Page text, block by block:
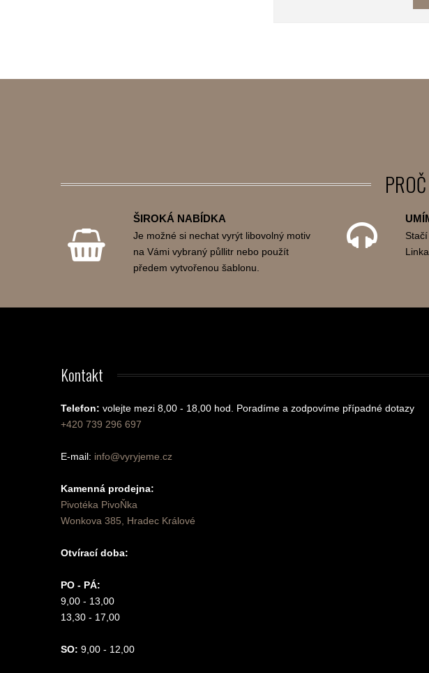
PROČ
ŠIROKÁ NABÍDKA
Je možné si nechat vyrýt libovolný motiv
na Vámi vybraný půllitr nebo použít
předem vytvořenou šablonu.
Kontakt
Telefon: volejte mezi 8,00 - 18,00 hod. Poradíme a zodpovíme případné dotazy
+420 739 296 697
E-mail: info@vyryjeme.cz
Kamenná prodejna:
Pivotéka PivoŇka
Wonkova 385, Hradec Králové
Otvírací doba:
PO - PÁ:
9,00 - 13,00
13,30 - 17,00
SO: 9,00 - 12,00